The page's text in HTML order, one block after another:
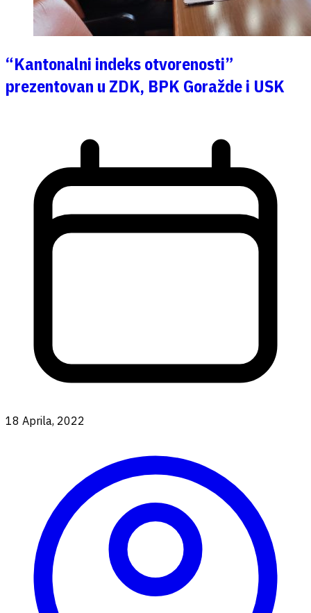
“Kantonalni indeks otvorenosti”
prezentovan u ZDK, BPK Goražde i USK
18 Aprila, 2022